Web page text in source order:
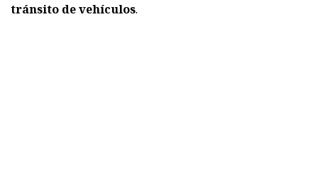
tránsito de vehículos.